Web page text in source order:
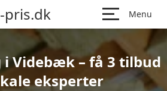
pris.dk Menu
Videbæk – få 3 tilbud
eksperter